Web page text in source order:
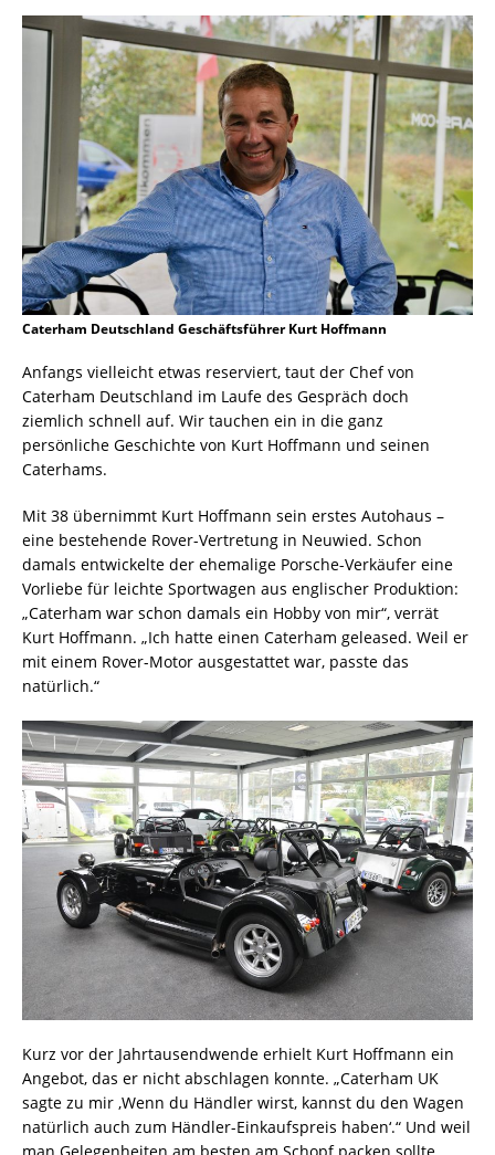
Caterham Deutschland Geschäftsführer Kurt Hoffmann
Anfangs vielleicht etwas reserviert, taut der Chef von
Caterham Deutschland im Laufe des Gespräch doch
ziemlich schnell auf. Wir tauchen ein in die ganz
persönliche Geschichte von Kurt Hoffmann und seinen
Caterhams.
Mit 38 übernimmt Kurt Hoffmann sein erstes Autohaus –
eine bestehende Rover-Vertretung in Neuwied. Schon
damals entwickelte der ehemalige Porsche-Verkäufer eine
Vorliebe für leichte Sportwagen aus englischer Produktion:
„Caterham war schon damals ein Hobby von mir“, verrät
Kurt Hoffmann. „Ich hatte einen Caterham geleased. Weil er
mit einem Rover-Motor ausgestattet war, passte das
natürlich.“
Kurz vor der Jahrtausendwende erhielt Kurt Hoffmann ein
Angebot, das er nicht abschlagen konnte. „Caterham UK
sagte zu mir ‚Wenn du Händler wirst, kannst du den Wagen
natürlich auch zum Händler-Einkaufspreis haben‘.“ Und weil
man Gelegenheiten am besten am Schopf packen sollte,